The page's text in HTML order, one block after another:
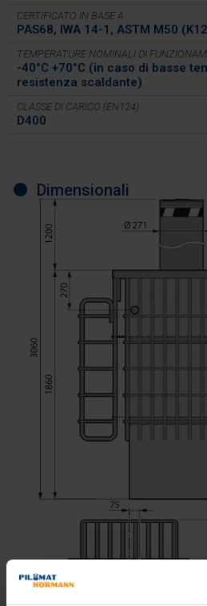
CERTIFICATO IN BASE A
PAS68, IWA 14-1, ASTM M50
TEMPERATURE NOMINALI DI
-40°C +70°C (in caso di basse
resistenza scaldante)
CLASSE DI CARICO (EN124)
D400
Dimensionali